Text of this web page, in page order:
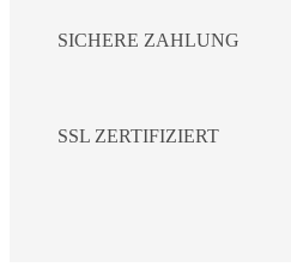
SICHERE ZAHLUNG
SSL ZERTIFIZIERT